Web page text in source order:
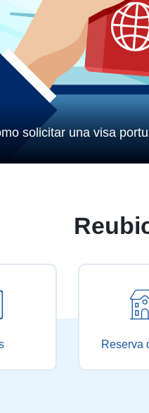
y salida
solicitar una visa
Reserva